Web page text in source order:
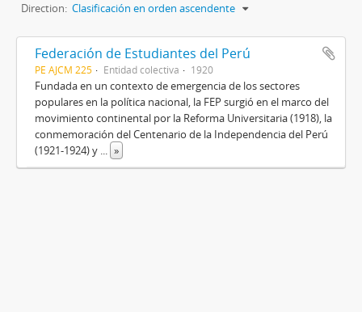
Direction: Clasificación en orden ascendente
Federación de Estudiantes del Perú
PE AJCM 225 Entidad colectiva 1920
Fundada en un contexto de emergencia de los sectores
populares en la política nacional, la FEP surgió en el marco del
movimiento continental por la Reforma Universitaria (1918), la
conmemoración del Centenario de la Independencia del Perú
(1921-1924) y ... »